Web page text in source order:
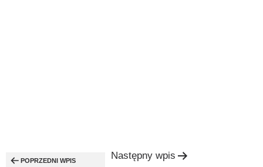
wpisu
POPRZEDNI WPIS Następny wpis